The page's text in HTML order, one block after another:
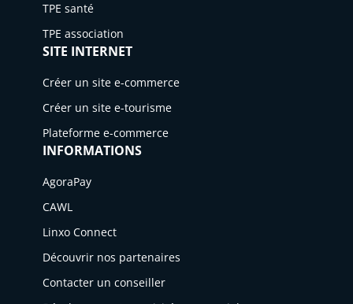
TPE santé
TPE association
SITE INTERNET
Créer un site e-commerce
Créer un site e-tourisme
Plateforme e-commerce
INFORMATIONS
AgoraPay
CAWL
Linxo Connect
Découvrir nos partenaires
Contacter un conseiller